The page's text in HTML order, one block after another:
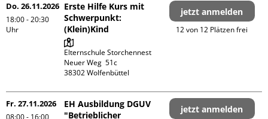
Do. 26.11.2026
18:00 - 20:30
Uhr
Erste Hilfe Kurs mit
Schwerpunkt:
(Klein)Kind
Elternschule Storchennest
Neuer Weg  51c
jetzt anmelden
12 von 12 Plätzen frei
Fr. 27.11.2026
08:00 - 16:00
EH Ausbildung DGUV
"Betrieblicher
jetzt anmelden